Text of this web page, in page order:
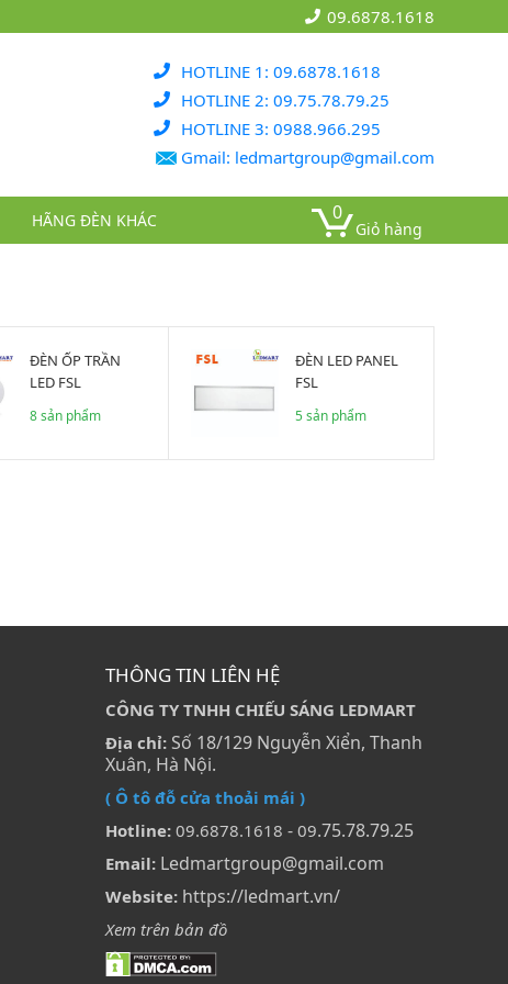
09.6878.1618
HOTLINE 1: 09.6878.1618
HOTLINE 2: 09.75.78.79.25
HOTLINE 3: 0988.966.295
Gmail: ledmartgroup@gmail.com
HÃNG ĐÈN KHÁC 0
Giỏ hàng
ĐÈN ỐP TRẦN
LED FSL
8 sản phẩm
ĐÈN LED PANEL
FSL
5 sản phẩm
THÔNG TIN LIÊN HỆ
CÔNG TY TNHH CHIẾU SÁNG LEDMART
Địa chỉ: Số 18/129 Nguyễn Xiển, Thanh
Xuân, Hà Nội.
( Ô tô đỗ cửa thoải mái )
Hotline: 09.6878.1618 - 09.75.78.79.25
Email: Ledmartgroup@gmail.com
Website: https://ledmart.vn/
Xem trên bản đồ